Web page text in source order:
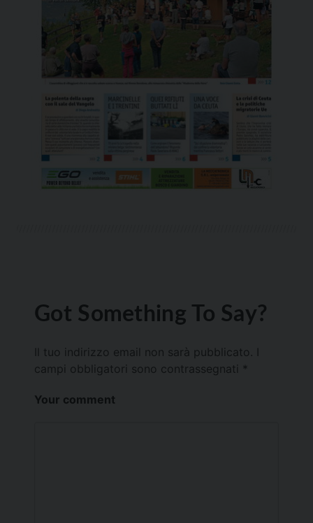
Got Something To Say?
Il tuo indirizzo email non sarà pubblicato.
campi obbligatori sono contrassegnati *
Your comment